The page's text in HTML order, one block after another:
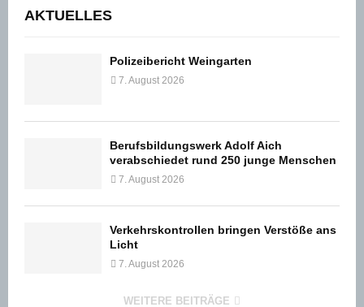
AKTUELLES
Polizeibericht Weingarten
7. August 2026
Berufsbildungswerk Adolf Aich
verabschiedet rund 250 junge Menschen
7. August 2026
Verkehrskontrollen bringen Verstöße ans
Licht
7. August 2026
WEITERE BEITRÄGE